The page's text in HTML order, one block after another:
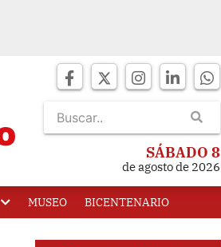
SÁBADO 8
de agosto de 2026
MUSEO BICENTENARIO